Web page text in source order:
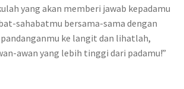
yang akan memberi jawab kepadamu
sahabatmu bersama-sama dengan
ke langit dan lihatlah,
awan yang lebih tinggi dari padamu!”